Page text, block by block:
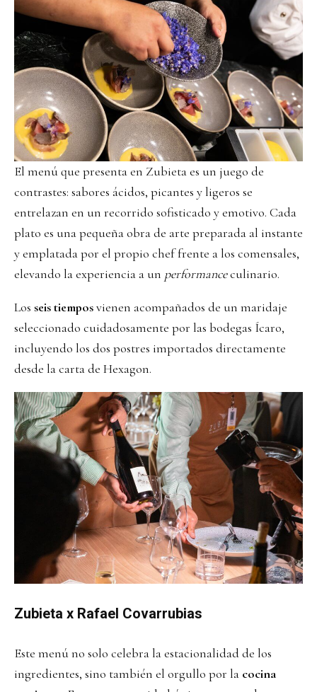
El menú que presenta en Zubieta es un juego de
contrastes: sabores ácidos, picantes y ligeros se
entrelazan en un recorrido sofisticado y emotivo. Cada
plato es una pequeña obra de arte preparada al instante
y emplatada por el propio chef frente a los comensales,
elevando la experiencia a un performanceculinario.
Los seis tiemposvienen acompañados de un maridaje
seleccionado cuidadosamente por las bodegas Ícaro,
incluyendo los dos postres importados directamente
desde la carta de Hexagon.
Zubieta x Rafael Covarrubias
Este menú no solo celebra la estacionalidad de los
ingredientes, sino también el orgullo por la cocina